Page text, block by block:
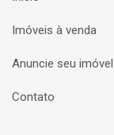
Imóveis à venda
Anuncie seu imóvel
Contato